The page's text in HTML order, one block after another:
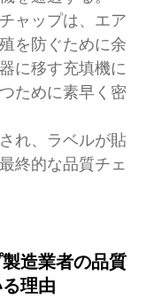
ャップは、エア
を防ぐために余
に移す充填機に
ために素早く密
れ、ラベルが貼
終的な品質チェ
造業者の品質
理由